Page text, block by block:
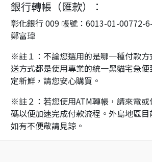
銀行轉帳（匯款）：
彰化銀行 009 帳號：6013-01-00772-
鄭富瑋
※註１：不論您選用的是哪一種付款方
送方式都是使用專業的統一黑貓宅急
定新鮮，請您安心購買。
※註２：若您使用ATM轉帳，請來電
碼以便加速完成付款流程。外島地區目
如有不便敬請見諒。